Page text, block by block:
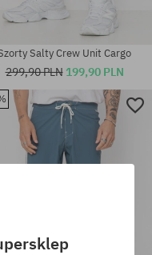
rozmiary:
Salty Crew Unit Cargo
299,90 PLN 199,90 PLN